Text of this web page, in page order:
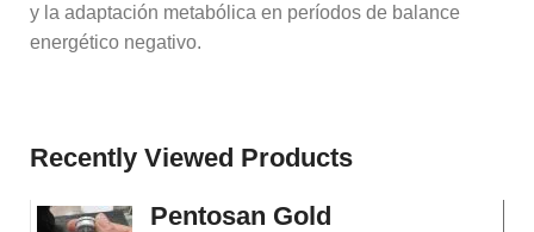
y la adaptación metabólica en períodos de balance
energético negativo.
Recently Viewed Products
Pentosan Gold